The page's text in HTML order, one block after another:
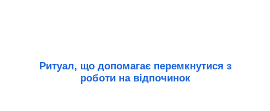
Ритуал, що допомагає перемкнутися з
роботи на відпочинок